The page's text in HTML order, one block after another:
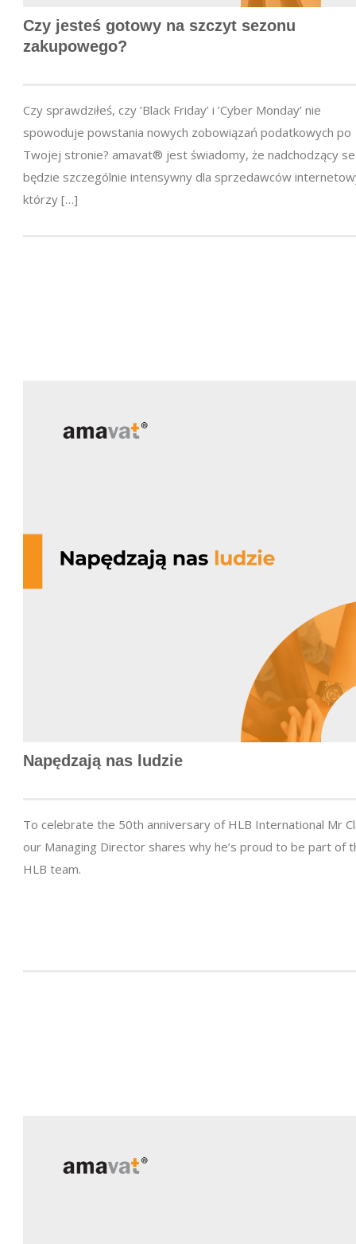
Czy jesteś gotowy na szczyt sezonu
zakupowego?
Czy sprawdziłeś, czy ’Black Friday’ i ’Cyber Monday’ nie
spowoduje powstania nowych zobowiązań podatkowych po
Twojej stronie? amavat® jest świadomy, że nadchodzący
będzie szczególnie intensywny dla sprzedawców
którzy […]
Napędzają nas ludzie
To celebrate the 50th anniversary of HLB International Mr
our Managing Director shares why he’s proud to be part of
HLB team.